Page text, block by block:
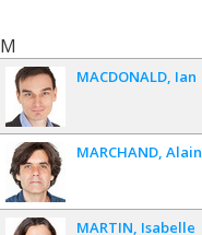
M
MACDONALD Ian
MARCHAND Alain
MARTIN Isabelle